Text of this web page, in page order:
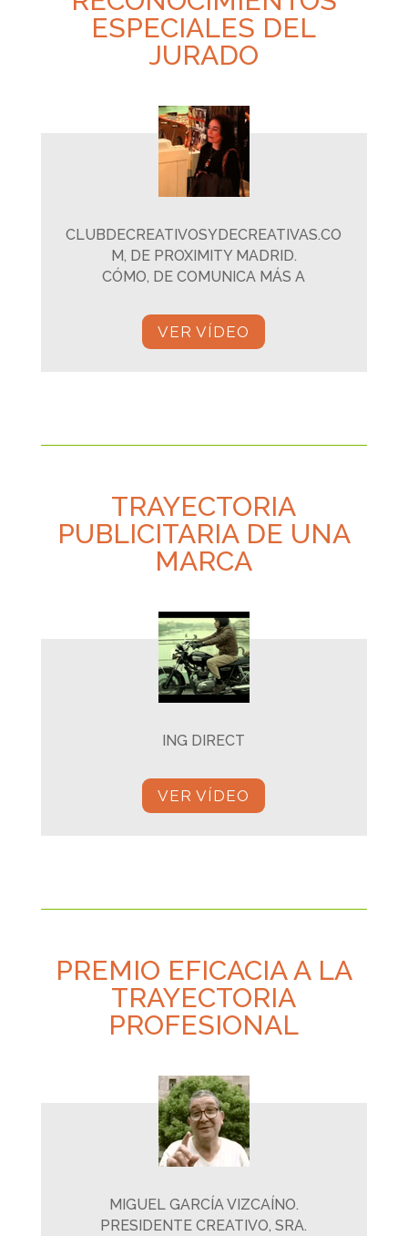
ESPECIALES DEL
JURADO
CLUBDECREATIVOSYDECREATIVAS.CO
M, DE PROXIMITY MADRID.
CÓMO, DE COMUNICA MÁS A
VER VÍDEO
TRAYECTORIA
PUBLICITARIA DE UNA
MARCA
ING DIRECT
VER VÍDEO
PREMIO EFICACIA A LA
TRAYECTORIA
PROFESIONAL
MIGUEL GARCÍA VIZCAÍNO.
PRESIDENTE CREATIVO, SRA.